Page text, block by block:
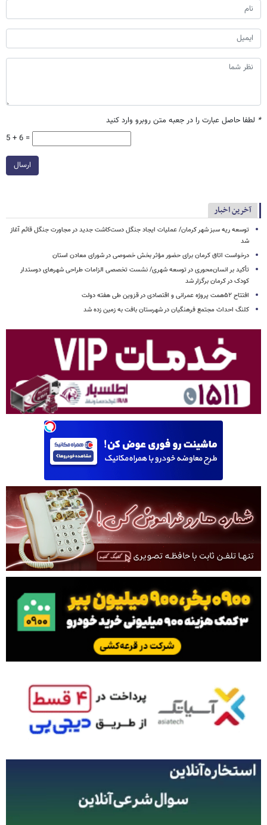
* لطفا حاصل عبارت را در جعبه متن روبرو وارد کنید
5 + 6 =
ارسال
آخرین اخبار
توسعه ریه سبز شهر کرمان/ عملیات ایجاد جنگل دست‌کاشت جدید در مجاورت جنگل قائم آغاز
شد
درخواست اتاق کرمان برای حضور مؤثر بخش خصوصی در شورای معادن استان
تأکید بر انسان‌محوری در توسعه شهری/ نشست تخصصی الزامات طراحی شهرهای دوستدار
کودک در کرمان برگزار شد
افتتاح ۵۲همت پروژه عمرانی و اقتصادی در قزوین طی هفته دولت
کلنگ احداث مجتمع فرهنگیان در شهرستان بافت به زمین زده شد